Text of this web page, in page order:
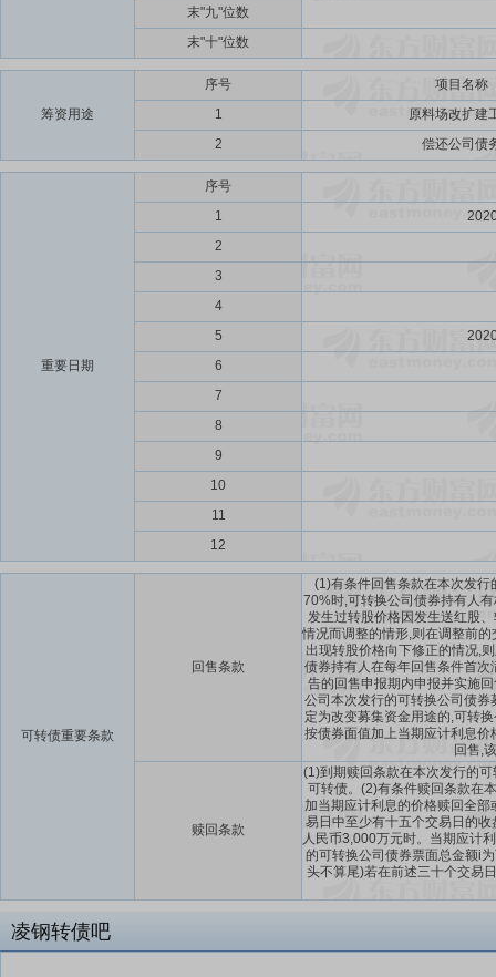
末"九"位数
末"十"位数
筹资用途
序号
项目名称
1
原料场改扩建
2
偿还公司债
重要日期
序号
1
2
3
4
5
6
7
8
9
10
11
12
可转债重要条款
回售条款
(1)有条件回售条款在本次发
70%时,可转换公司债券持有人
发生过转股价格因发生送红股
情况而调整的情形,则在调整前
出现转股价格向下修正的情况,
债券持有人在每年回售条件首
告的回售申报期内申报并实施
公司本次发行的可转换公司债
定为改变募集资金用途的,可转
按债券面值加上当期应计利息
回售,
赎回条款
(1)到期赎回条款在本次发行的
可转债。(2)有条件赎回条款在
加当期应计利息的价格赎回全
易日中至少有十五个交易日的
人民币3,000万元时。当期应计
的可转换公司债券票面总金额i
头不算尾)若在前述三十个交易
凌钢转债吧